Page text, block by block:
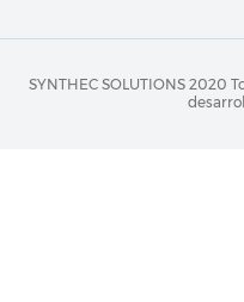
SYNTHEC SOLUTIONS 2020